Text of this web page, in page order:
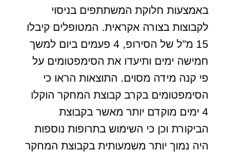
באמצעות חלוקת המשתתפים בניסוי
לקבוצות בצורה אקראית. המטופלים קיבלו
15 מ"ל של הסירופ, 4 פעמים ביום למשך
חמישה ימים ותיעדו את הסימפטומים על
פי קנה מידה מסוים. התוצאות הראו כי
הסימפטומים בקרב קבוצת המחקר הוקלו
4 ימים מוקדם יותר מאשר בקבוצת
הביקורת וכן כי השימוש בתרופות נוספות
היה נמוך יותר משמעותית בקבוצת המחקר